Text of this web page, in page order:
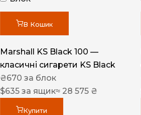
Nistru
В Кошик
Marshall KS Black 100 —
класичні сигарети KS Black
₴670 за блок
$635 за ящик≈ 28 575 ₴
Купити